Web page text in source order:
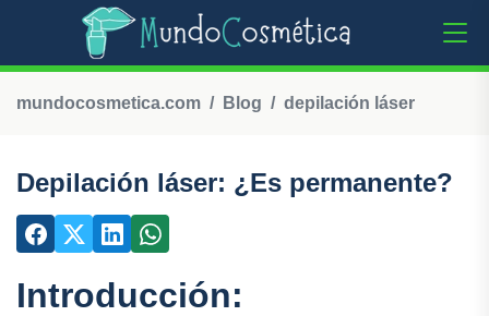
mundocosmetica.com Blog depilación láser
Depilación láser: ¿Es permanente?
Introducción: